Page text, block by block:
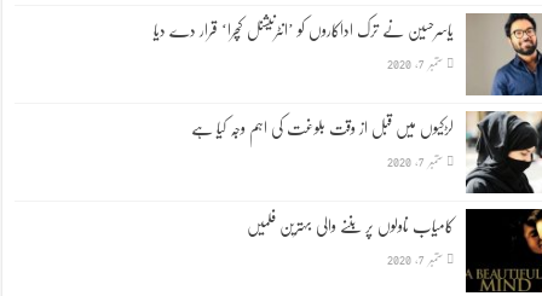
یاسرحسین نے ترک اداکاروں کو ’انٹرنیشنل کچرا‘ قرار دے دیا
ستمبر 7, 2020
لڑکیوں میں قبل از وقت بلوغت کی اہم وجہ کیا ہے
ستمبر 7, 2020
کامیاب ناولوں پر بننے والی بہترین فلمیں
ستمبر 7, 2020